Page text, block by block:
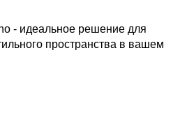
- идеальное решение для
пространства в вашем